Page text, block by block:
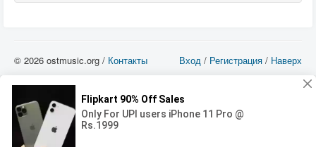
Вход / Регистрация / Наверх
© 2026 ostmusic.org / Контакты
можете использовать такие материалы только в том в случае, если
использование производится с ознакомительными целями - для прочих целей
вы должны приобрести лицензионную запись.